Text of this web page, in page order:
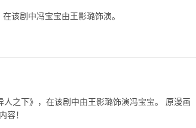
该剧中冯宝宝由王影璐饰演。
之下》，在该剧中由王影璐饰演冯宝宝。 原漫画
容！